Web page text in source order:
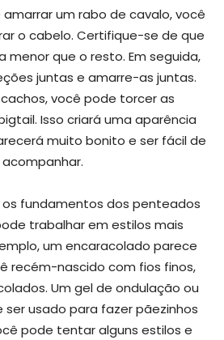
um rabo de cavalo, você
o cabelo. Certifique-se de que
menor que o resto. Em seguida,
juntas e amarre-as juntas.
você pode torcer as
Isso criará uma aparência
muito bonito e ser fácil de
acompanhar.
os fundamentos dos penteados
trabalhar em estilos mais
um encaracolado parece
recém-nascido com fios finos,
Um gel de ondulação ou
usado para fazer pãezinhos
pode tentar alguns estilos e